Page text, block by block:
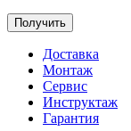
Получить
Доставка
Монтаж
Сервис
Инструктаж
Гарантия